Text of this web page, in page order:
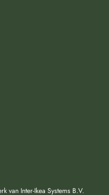
van Inter-Ikea Systems B.V.